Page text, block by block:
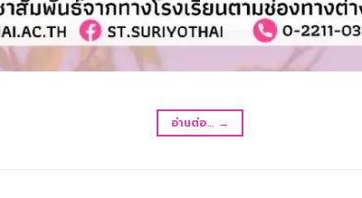
อ่านต่อ… →